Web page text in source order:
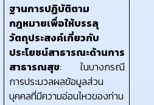
ฐานการปฏิบัติตาม
กฎหมายเพื่อให้บรรลุ
วัตถุประสงค์เกี่ยวกับ
ประโยชน์สาธารณะด้านการ
สาธารณสุข: ในบางกรณี
การประมวลผลข้อมูลส่วน
บุคคลที่มีความอ่อนไหวของท่าน